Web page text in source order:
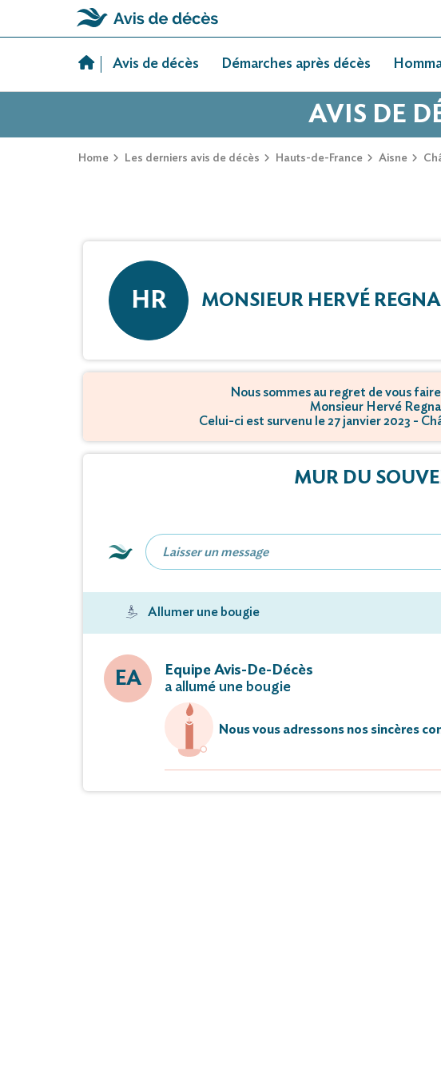
Avis de décès Démarches après décès
AVIS DE
Home Les derniers avis de décès Hauts-de-France Aisne
HR MONSIEUR HERVÉ
Nous sommes au regret de vous
Monsieur Hervé
Celui-ci est survenu le 27 janvier 2023 -
MUR DU
Allumer une bougie
EA
Equipe Avis-De-Décès
a allumé une bougie
Nous vous adressons nos sincères